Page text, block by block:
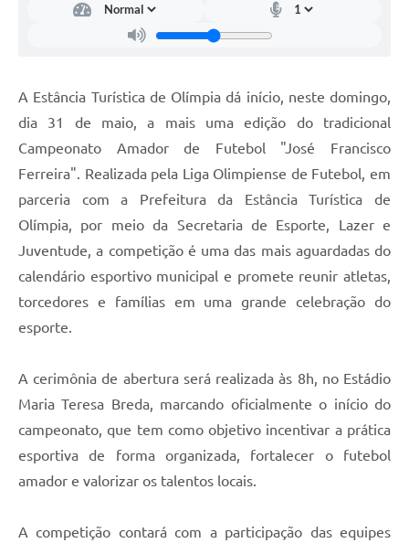
A Estância Turística de Olímpia dá início, neste domingo,
dia 31 de maio, a mais uma edição do tradicional
Campeonato Amador de Futebol "José Francisco
Ferreira". Realizada pela Liga Olimpiense de Futebol, em
parceria com a Prefeitura da Estância Turística de
Olímpia, por meio da Secretaria de Esporte, Lazer e
Juventude, a competição é uma das mais aguardadas do
calendário esportivo municipal e promete reunir atletas,
torcedores e famílias em uma grande celebração do
esporte.
A cerimônia de abertura será realizada às 8h, no Estádio
Maria Teresa Breda, marcando oficialmente o início do
campeonato, que tem como objetivo incentivar a prática
esportiva de forma organizada, fortalecer o futebol
amador e valorizar os talentos locais.
A competição contará com a participação das equipes